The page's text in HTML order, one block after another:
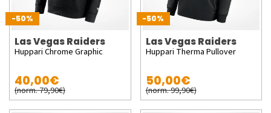
-50%
Las Vegas Raiders
Huppari Chrome Graphic
40,00€
(norm. 79,90€)
-50%
Las Vegas Raiders
Huppari Therma Pullover
50,00€
(norm. 99,90€)